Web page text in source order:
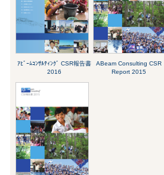
ｱﾋﾞｰﾑｺﾝｻﾙﾃｨﾝｸﾞ CSR報告書
2016
ABeam Consulting CSR
Report 2015